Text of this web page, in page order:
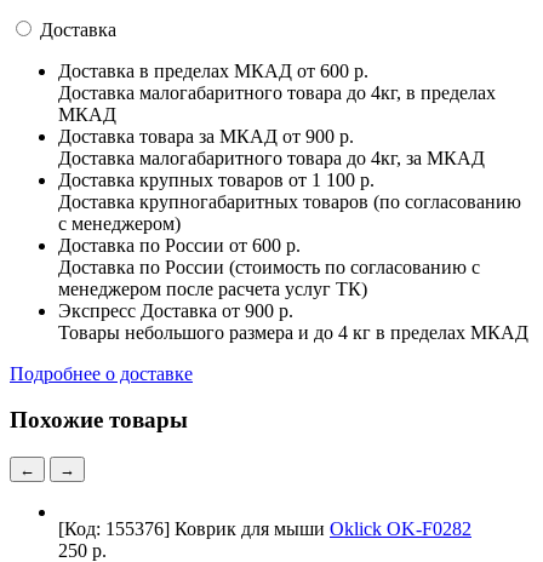
Доставка
Доставка в пределах МКАД от 600 р.
Доставка малогабаритного товара до 4кг, в пределах
МКАД
Доставка товара за МКАД от 900 р.
Доставка малогабаритного товара до 4кг, за МКАД
Доставка крупных товаров от 1 100 р.
Доставка крупногабаритных товаров (по согласованию
с менеджером)
Доставка по России от 600 р.
Доставка по России (стоимость по согласованию с
менеджером после расчета услуг ТК)
Экспресс Доставка от 900 р.
Товары небольшого размера и до 4 кг в пределах МКАД
Подробнее о доставке
Похожие товары
← →
[Код: 155376] Коврик для мыши Oklick OK-F0282
250 р.